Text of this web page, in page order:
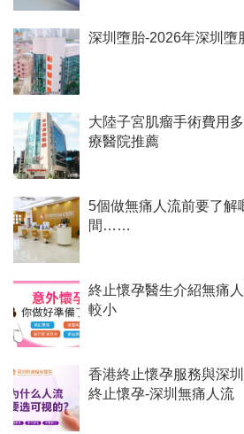
深圳墮胎-2026年深圳墮
大陸子宮肌瘤手術費用
療醫院推薦
5個做無痛人流前要了解
間……
終止懷孕醫生介紹無痛
較小
香港終止懷孕服務與深
終止懷孕-深圳無痛人流